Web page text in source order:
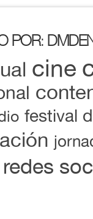
POR:
cine
festival
redes